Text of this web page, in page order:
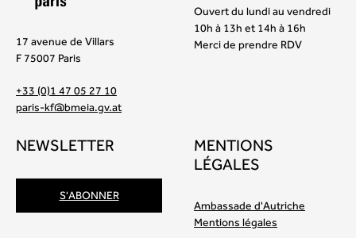
17 avenue de Villars
F 75007 Paris
+33 (0)1 47 05 27 10
paris-kf@bmeia.gv.at
Ouvert du lundi au vendredi
10h à 13h et 14h à 16h
Merci de prendre RDV
NEWSLETTER
S'ABONNER
MENTIONS
LÉGALES
Ambassade d'Autriche
Mentions légales